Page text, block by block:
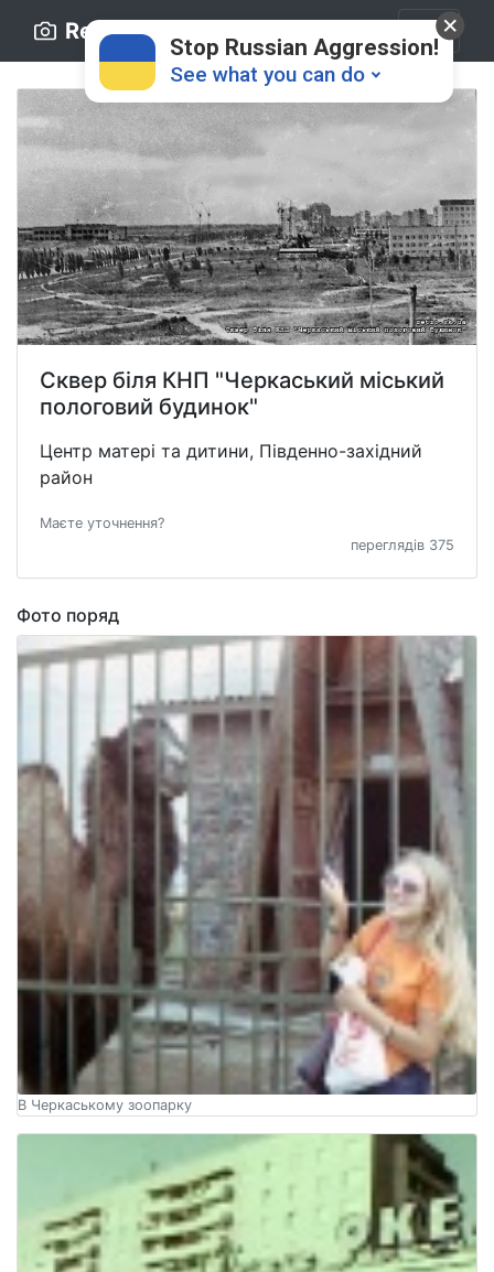
Retro.ck.ua
Сквер біля КНП "Черкаський міський
пологовий будинок"
Центр матері та дитини, Південно-західний
район
Маєте уточнення?
переглядів 375
Фото поряд
В Черкаському зоопарку
Stop Russian Aggression!
See what you can do
Donate 💸
Support Ukraine ❤
Share this widget 📌